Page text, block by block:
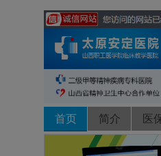
首页 简介 医